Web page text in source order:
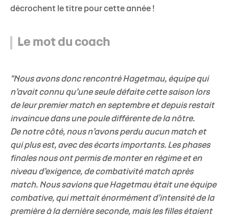
décrochent le titre pour cette année !
Le mot du coach
"Nous avons donc rencontré Hagetmau, équipe qui
n’avait connu qu’une seule défaite cette saison lors
de leur premier match en septembre et depuis restait
invaincue dans une poule différente de la nôtre.
De notre côté, nous n’avons perdu aucun match et
qui plus est, avec des écarts importants. Les phases
finales nous ont permis de monter en régime et en
niveau d’exigence, de combativité match après
match. Nous savions que Hagetmau était une équipe
combative, qui mettait énormément d’intensité de la
première à la dernière seconde, mais les filles étaient